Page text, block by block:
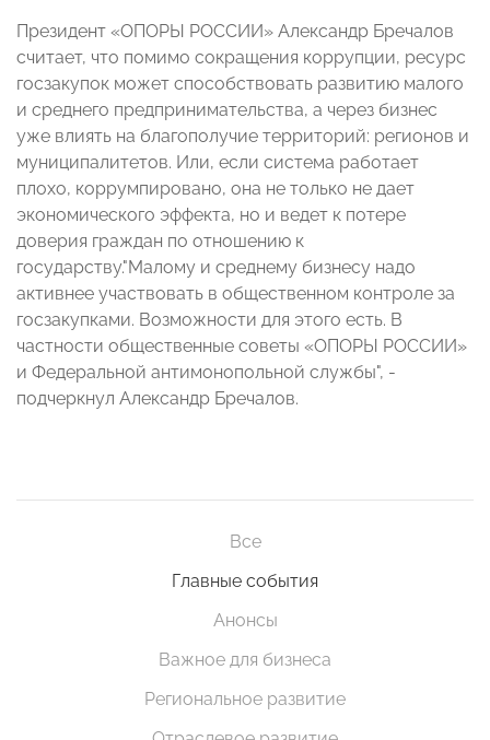
Президент «ОПОРЫ РОССИИ» Александр Бречалов
считает, что помимо сокращения коррупции, ресурс
госзакупок может способствовать развитию малого
и среднего предпринимательства, а через бизнес
уже влиять на благополучие территорий: регионов и
муниципалитетов. Или, если система работает
плохо, коррумпировано, она не только не дает
экономического эффекта, но и ведет к потере
доверия граждан по отношению к
государству."Малому и среднему бизнесу надо
активнее участвовать в общественном контроле за
госзакупками. Возможности для этого есть. В
частности общественные советы «ОПОРЫ РОССИИ»
и Федеральной антимонопольной службы", -
подчеркнул Александр Бречалов.
Все
Главные события
Анонсы
Важное для бизнеса
Региональное развитие